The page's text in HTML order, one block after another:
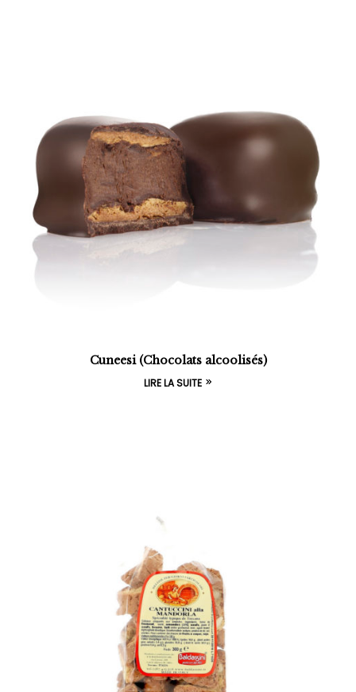
Cuneesi (Chocolats alcoolisés)
LIRE LA SUITE